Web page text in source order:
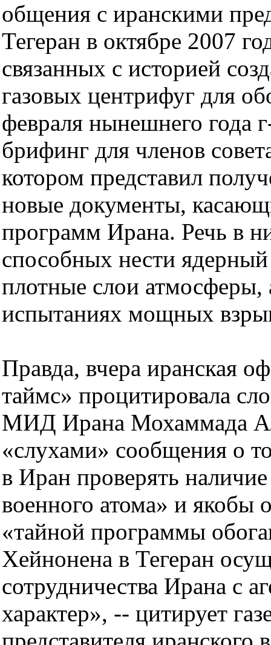
общения с иранскими
Тегеран в октябре 2007
связанных с историей
газовых центрифуг для
февраля нынешнего года
брифинг для членов
котором представил
новые документы,
программ Ирана. Речь в
способных нести ядерный
плотные слои
испытаниях мощных
Правда, вчера иранская
таймс» процитировала
МИД Ирана Мохаммада
«слухами» сообщения о
в Иран проверять
военного атома» и якобы
«тайной программы
Хейнонена в Тегеран
сотрудничества Ирана с
характер», -- цитирует